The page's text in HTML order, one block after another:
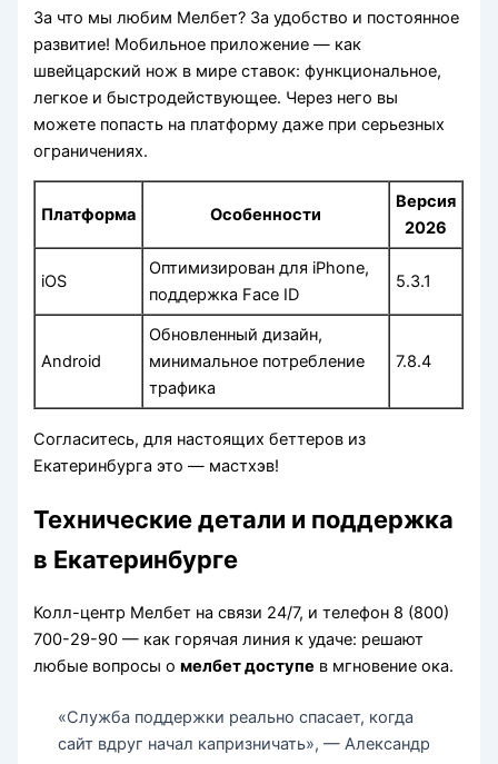
За что мы любим Мелбет? За удобство и постоянное
развитие! Мобильное приложение — как
швейцарский нож в мире ставок: функциональное,
легкое и быстродействующее. Через него вы
можете попасть на платформу даже при серьезных
ограничениях.
Платформа Особенности
Версия
2026
iOS
Оптимизирован для iPhone,
поддержка Face ID
5.3.1
Android
Обновленный дизайн,
минимальное потребление
трафика
7.8.4
Согласитесь, для настоящих беттеров из
Екатеринбурга это — мастхэв!
Технические детали и поддержка
в Екатеринбурге
Колл-центр Мелбет на связи 24/7, и телефон 8 (800)
700-29-90 — как горячая линия к удаче: решают
любые вопросы омелбет доступе в мгновение ока.
«Служба поддержки реально спасает, когда
сайт вдруг начал капризничать», — Александр